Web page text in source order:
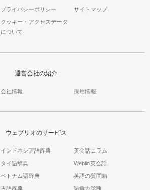
プライバシーポリシー サイトマップ
クッキー・アクセスデータ
について
運営会社の紹介
会社情報 採用情報
ウェブリオのサービス
インドネシア語辞典
タイ語辞典
ベトナム語辞典
古語辞典
英会話コラム
Weblio英会話
英語の質問箱
語彙力診断